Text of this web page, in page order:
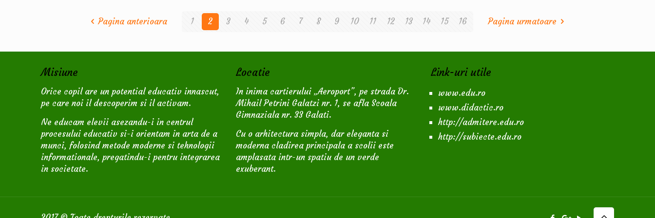
Pagina anterioara 1 2 3 4 5 6 7 8 9 10 11 12 13 14 15 16 Pagina urmatoare
Misiune
Orice copil are un potential educativ innascut,
pe care noi il descoperim si il activam.
Ne educam elevii asezandu-i in centrul
procesului educativ si-i orientam in arta de a
munci, folosind metode moderne si tehnologii
informationale, pregatindu-i pentru integrarea
in societate.
Locatie
In inima cartierului „Aeroport”, pe strada Dr.
Mihail Petrini Galatzi nr. 1, se afla Scoala
Gimnaziala nr. 33 Galati.
Cu o arhitectura simpla, dar eleganta si
moderna cladirea principala a scolii este
amplasata intr-un spatiu de un verde
exuberant.
Link-uri utile
www.edu.ro
www.didactic.ro
http://admitere.edu.ro
http://subiecte.edu.ro